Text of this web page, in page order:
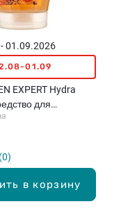
в корзину
01.09.2026
01.09
EXPERT Hydra
для
100мл
0